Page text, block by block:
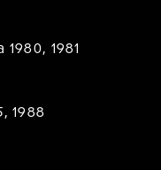
1981
1988